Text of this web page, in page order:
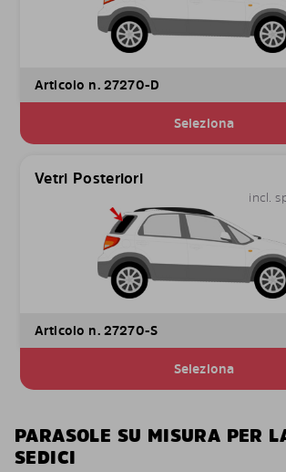
Articolo n. 27270-D
Seleziona
Vetri Posteriori
incl.
Articolo n. 27270-S
Seleziona
PARASOLE SU MISURA PER
SEDICI